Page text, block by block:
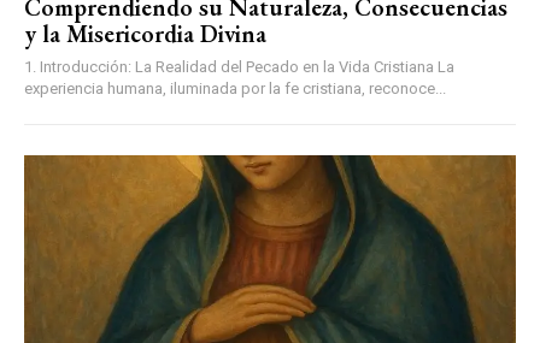
Comprendiendo su Naturaleza, Consecuencias
y la Misericordia Divina
1. Introducción: La Realidad del Pecado en la Vida Cristiana La
experiencia humana, iluminada por la fe cristiana, reconoce...